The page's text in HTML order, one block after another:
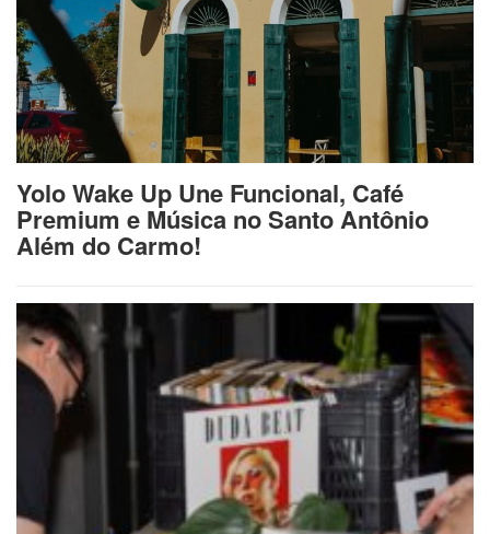
Yolo Wake Up Une Funcional, Café
Premium e Música no Santo Antônio
Além do Carmo!